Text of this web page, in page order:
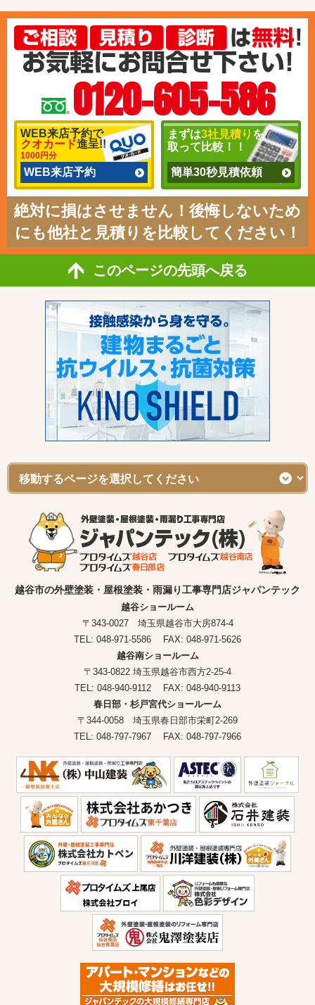
0120-605-586
WEB来店予約で
クオカード進呈!!
1000円分
WEB来店予約
まずは3社見積り を
取って比較！！
簡単30秒見積依頼
絶対に損はさせません！後悔しないため
にも他社と見積りを比較してください！
このページの先頭へ戻る
越谷市の外壁塗装・屋根塗装・雨漏り工事専門店ジャパンテック
越谷ショールーム
〒343-0027 埼玉県越谷市大房874-4
TEL: 048-971-5586 FAX: 048-971-5626
越谷南ショールーム
〒343-0822 埼玉県越谷市西方2-25-4
TEL: 048-940-9112 FAX: 048-940-9113
春日部・杉戸宮代ショールーム
〒344-0058 埼玉県春日部市栄町2-269
TEL: 048-797-7967 FAX: 048-797-7966